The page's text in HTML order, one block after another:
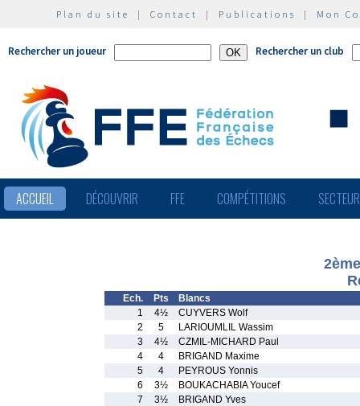
Plan du site | Contact | Publications | Mon
Rechercher un joueur Rechercher un club
ACCUEIL DÉCOUVRIR FFE COMPÉTITIONS
Ech. Pts
Blancs
1
4½
CUYVERS Wolf
2
5
LARIOUMLIL Wassim
3
4½
CZMIL-MICHARD Paul
4
4
BRIGAND Maxime
5
4
PEYROUS Yonnis
6
3½
BOUKACHABIA Youcef
7
3½
BRIGAND Yves